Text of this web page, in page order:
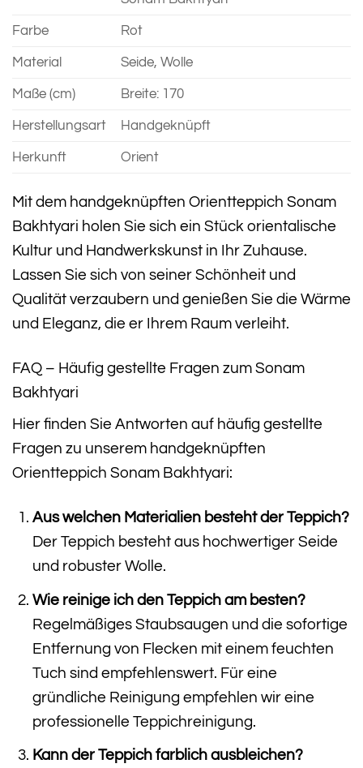
Farbe Rot
Material Seide, Wolle
Maße (cm) Breite: 170
Herstellungsart Handgeknüpft
Herkunft Orient
Mit dem handgeknüpften Orientteppich Sonam
Bakhtyari holen Sie sich ein Stück orientalische
Kultur und Handwerkskunst in Ihr Zuhause.
Lassen Sie sich von seiner Schönheit und
Qualität verzaubern und genießen Sie die Wärme
und Eleganz, die er Ihrem Raum verleiht.
FAQ – Häufig gestellte Fragen zum Sonam
Bakhtyari
Hier finden Sie Antworten auf häufig gestellte
Fragen zu unserem handgeknüpften
Orientteppich Sonam Bakhtyari:
Aus welchen Materialien besteht der Teppich?
Der Teppich besteht aus hochwertiger Seide
und robuster Wolle.
Wie reinige ich den Teppich am besten?
Regelmäßiges Staubsaugen und die sofortige
Entfernung von Flecken mit einem feuchten
Tuch sind empfehlenswert. Für eine
gründliche Reinigung empfehlen wir eine
professionelle Teppichreinigung.
Kann der Teppich farblich ausbleichen?